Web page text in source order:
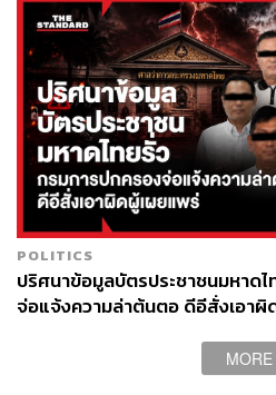
“ปัจจุบัน ความปลอดภัยบริเวณจุ
การตัดสินใจของผู้ปฏิบัติงานและ
สั้น ซึ่งย่อมมีโอกาสเกิดความผิด
ไม่ใช่เพียงการที่แต่ละส่วนทำงา
ทำให้ทุกฝ่ายสามารถทำงานร่วม
อย่างมีประสิทธิภาพมากขึ้น ใน
ปลอดภัย ระบบที่ดีต้องได้รับการอ
ความจริงที่ว่า ความผิดพลาดขอ
และควรมีมาตรการหรือกลไกที่ช่
พลาดเพียงครั้งเดียวจะนำไปสู่อุบัติ
ระบุ
นอกจากนี้ ดร.ภานุเดช ยังระบุว่า
นำเทคโนโลยีตรวจจับสิ่งกีดขวาง
POLITICS
ปริศนาข้อมูลบัตรประชาชนมหาด
จ่อแจ้งความล่าต้นตอ ดีอีสั่งเอา
MORE